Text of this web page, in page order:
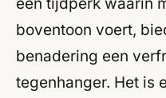
boventoon voert,
benadering een
tegenhanger. Het is